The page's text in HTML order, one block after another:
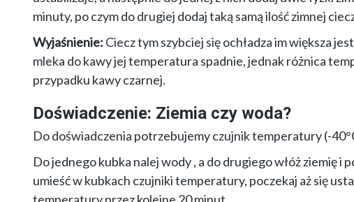
minuty, po czym do drugiej dodaj taką samą ilość zimnej
Wyjaśnienie: Ciecz tym szybciej się ochładza im większa
mleka do kawy jej temperatura spadnie, jednak różnica
przypadku kawy czarnej.
Doświadczenie: Ziemia czy woda?
Do doświadczenia potrzebujemy czujnik temperatury (-
Do jednego kubka nalej wody , a do drugiego włóż ziemię i
umieść w kubkach czujniki temperatury, poczekaj aż się
temperatury przez kolejne 20 minut.